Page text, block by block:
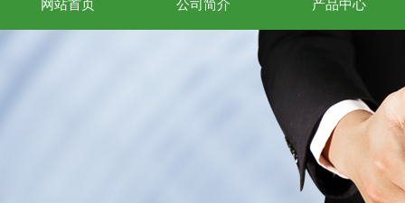
网站首页 公司简介 产品中心